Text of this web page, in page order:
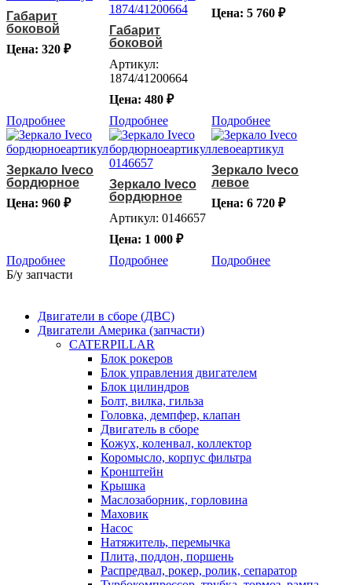
Габарит
боковой
Цена: 320 ₽
Подробнее
Габарит
боковой
Артикул:
1874/41200664
Цена: 480 ₽
Подробнее
Цена: 5 760 ₽
Подробнее
Зеркало Iveco
бордюрное
Цена: 960 ₽
Подробнее
Зеркало Iveco
бордюрное
Артикул: 0146657
Цена: 1 000 ₽
Подробнее
Зеркало Iveco
левое
Цена: 6 720 ₽
Подробнее
Б/у запчасти
Двигатели в сборе (ДВС)
Двигатели Америка (запчасти)
CATERPILLAR
Блок рокеров
Блок управления двигателем
Блок цилиндров
Болт, вилка, гильза
Головка, демпфер, клапан
Двигатель в сборе
Кожух, коленвал, коллектор
Коромысло, корпус фильтра
Кронштейн
Крышка
Маслозаборник, горловина
Маховик
Насос
Натяжитель, перемычка
Плита, поддон, поршень
Распредвал, рокер, ролик, сепаратор